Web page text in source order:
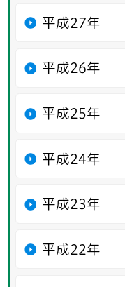
平成27年
平成26年
平成25年
平成24年
平成23年
平成22年